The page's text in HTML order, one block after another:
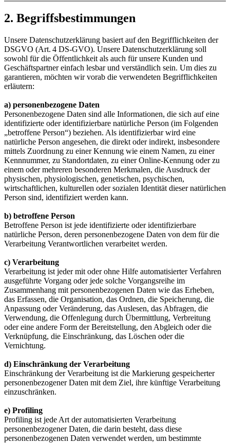
2. Begriffsbestimmungen
Unsere Datenschutzerklärung basiert auf den Begrifflichkeiten der
DSGVO (Art. 4 DS-GVO). Unsere Datenschutzerklärung soll
sowohl für die Öffentlichkeit als auch für unsere Kunden und
Geschäftspartner einfach lesbar und verständlich sein. Um dies zu
garantieren, möchten wir vorab die verwendeten Begrifflichkeiten
erläutern:
a) personenbezogene Daten
Personenbezogene Daten sind alle Informationen, die sich auf eine
identifizierte oder identifizierbare natürliche Person (im Folgenden
„betroffene Person“) beziehen. Als identifizierbar wird eine
natürliche Person angesehen, die direkt oder indirekt, insbesondere
mittels Zuordnung zu einer Kennung wie einem Namen, zu einer
Kennnummer, zu Standortdaten, zu einer Online-Kennung oder zu
einem oder mehreren besonderen Merkmalen, die Ausdruck der
physischen, physiologischen, genetischen, psychischen,
wirtschaftlichen, kulturellen oder sozialen Identität dieser natürlichen
Person sind, identifiziert werden kann.
b) betroffene Person
Betroffene Person ist jede identifizierte oder identifizierbare
natürliche Person, deren personenbezogene Daten von dem für die
Verarbeitung Verantwortlichen verarbeitet werden.
c) Verarbeitung
Verarbeitung ist jeder mit oder ohne Hilfe automatisierter Verfahren
ausgeführte Vorgang oder jede solche Vorgangsreihe im
Zusammenhang mit personenbezogenen Daten wie das Erheben,
das Erfassen, die Organisation, das Ordnen, die Speicherung, die
Anpassung oder Veränderung, das Auslesen, das Abfragen, die
Verwendung, die Offenlegung durch Übermittlung, Verbreitung
oder eine andere Form der Bereitstellung, den Abgleich oder die
Verknüpfung, die Einschränkung, das Löschen oder die
Vernichtung.
d) Einschränkung der Verarbeitung
Einschränkung der Verarbeitung ist die Markierung gespeicherter
personenbezogener Daten mit dem Ziel, ihre künftige Verarbeitung
einzuschränken.
e) Profiling
Profiling ist jede Art der automatisierten Verarbeitung
personenbezogener Daten, die darin besteht, dass diese
personenbezogenen Daten verwendet werden, um bestimmte